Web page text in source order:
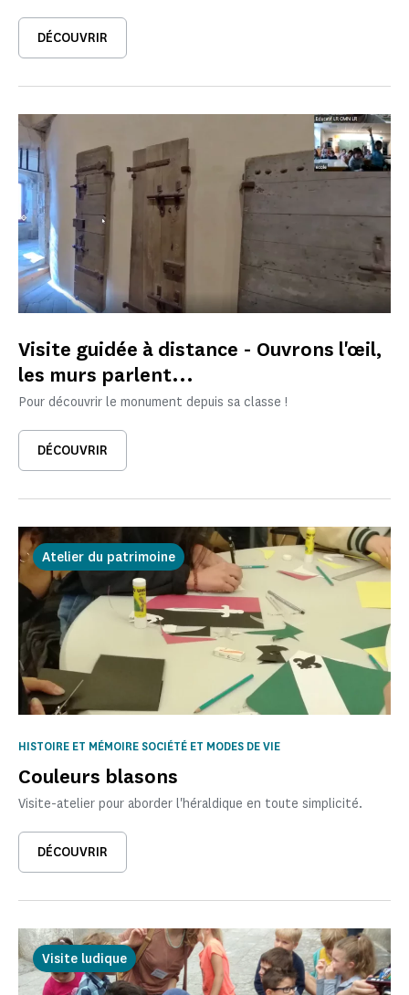
DÉCOUVRIR
Visite guidée à distance - Ouvrons l'œil,
les murs parlent...
Pour découvrir le monument depuis sa classe !
DÉCOUVRIR
Atelier du patrimoine
Couleurs blasons
HISTOIRE ET MÉMOIRE SOCIÉTÉ ET MODES DE VIE
Visite-atelier pour aborder l'héraldique en toute simplicité.
DÉCOUVRIR
Visite ludique